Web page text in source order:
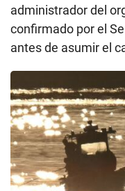
administrador del
confirmado por el
antes de asumir el